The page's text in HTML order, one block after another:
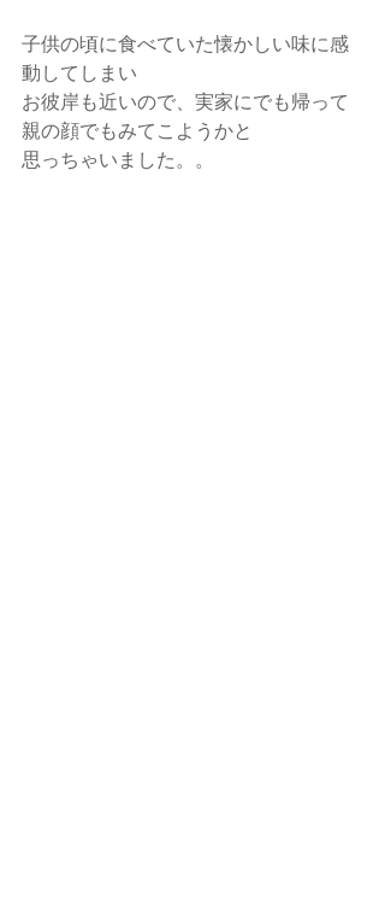
子供の頃に食べていた懐かしい味に感
動してしまい
お彼岸も近いので、実家にでも帰って
親の顔でもみてこようかと
思っちゃいました。。